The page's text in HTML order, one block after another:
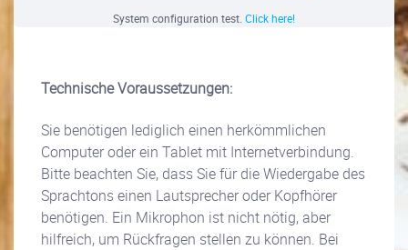
System configuration test. Click here!
Technische Voraussetzungen:
Sie benötigen lediglich einen herkömmlichen
Computer oder ein Tablet mit Internetverbindung.
Bitte beachten Sie, dass Sie für die Wiedergabe des
Sprachtons einen Lautsprecher oder Kopfhörer
benötigen. Ein Mikrophon ist nicht nötig, aber
hilfreich, um Rückfragen stellen zu können. Bei